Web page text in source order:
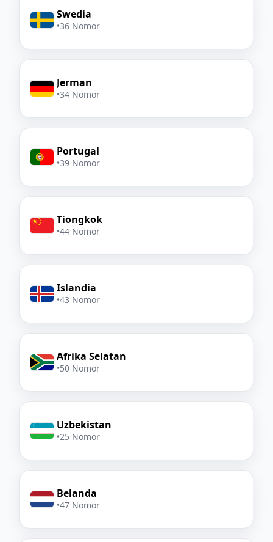
Swedia
•36 Nomor
Jerman
•34 Nomor
Portugal
•39 Nomor
Tiongkok
•44 Nomor
Islandia
•43 Nomor
Afrika Selatan
•50 Nomor
Uzbekistan
•25 Nomor
Belanda
•47 Nomor